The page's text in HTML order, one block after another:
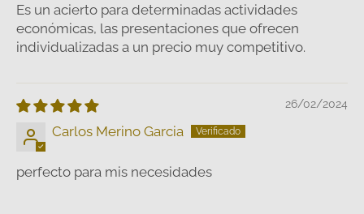
Es un acierto para determinadas actividades
económicas, las presentaciones que ofrecen
individualizadas a un precio muy competitivo.
26/02/2024
Carlos Merino Garcia
perfecto para mis necesidades